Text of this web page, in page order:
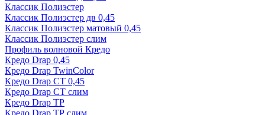
Классик Полиэстер
Классик Полиэстер дв 0,45
Классик Полиэстер матовый 0,45
Классик Полиэстер слим
Профиль волновой Кредо
Кредо Drap 0,45
Кредо Drap TwinColor
Кредо Drap СТ 0,45
Кредо Drap СТ слим
Кредо Drap ТР
Кредо Drap ТР слим